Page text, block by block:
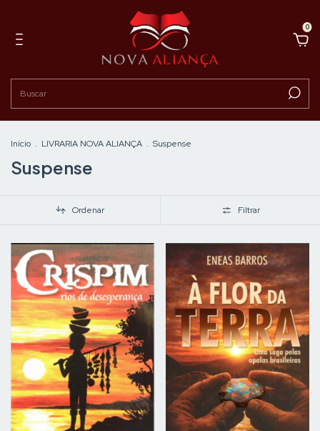
0
Início . LIVRARIA NOVA ALIANÇA . Suspense
Suspense
Ordenar Filtrar